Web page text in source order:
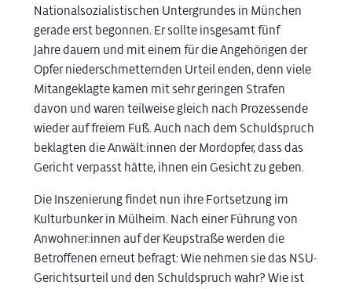
Nationalsozialistischen Untergrundes in München
gerade erst begonnen. Er sollte insgesamt fünf
Jahre dauern und mit einem für die Angehörigen der
Opfer niederschmetternden Urteil enden, denn viele
Mitangeklagte kamen mit sehr geringen Strafen
davon und waren teilweise gleich nach Prozessende
wieder auf freiem Fuß. Auch nach dem Schuldspruch
beklagten die Anwält:innen der Mordopfer, dass das
Gericht verpasst hätte, ihnen ein Gesicht zu geben.
Die Inszenierung findet nun ihre Fortsetzung im
Kulturbunker in Mülheim. Nach einer Führung von
Anwohner:innen auf der Keupstraße werden die
Betroffenen erneut befragt: Wie nehmen sie das NSU-
Gerichtsurteil und den Schuldspruch wahr? Wie ist